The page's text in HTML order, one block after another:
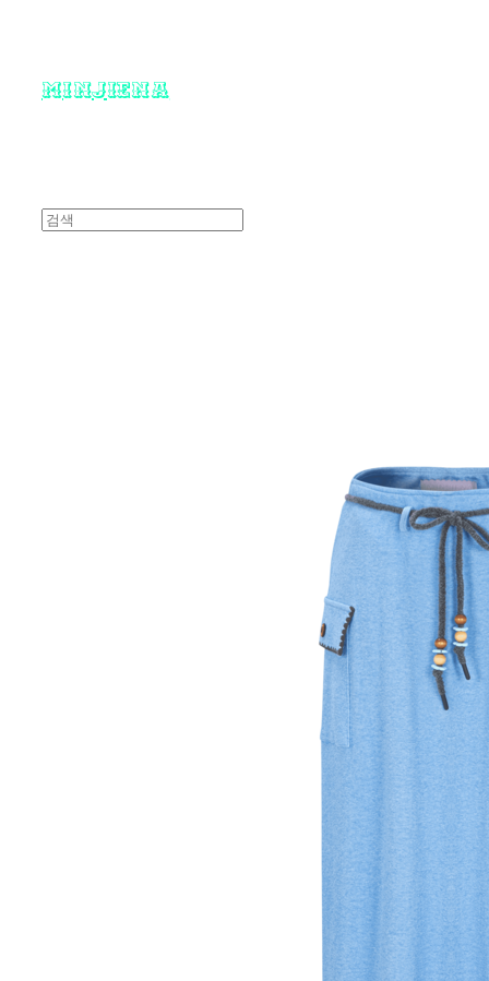
minjiena